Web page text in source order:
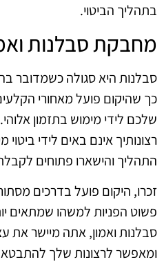
בתהליך הביטוי.
מחבקת סבלנות
סבלנות היא סגולה כשמדובר
כך שהיקום פועל מאחורי
שלכם לידי מימוש בתזמון
רצונותיך אינם באים לידי
התהליך והישארו פתוחים
זכרו, היקום פועל בדרכים
פשוט הפניות למשהו שמתאים
סבלנות ואמון, אתה מיישר
ומאפשר לרצונות שלך